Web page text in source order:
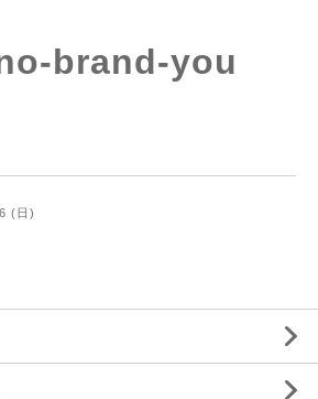
brand-you
(日)